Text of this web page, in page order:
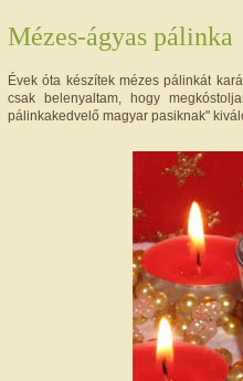
Mézes-ágyas pálinka
Évek óta készítek mézes pálinkát
csak belenyaltam, hogy
pálinkakedvelő magyar pasiknak"